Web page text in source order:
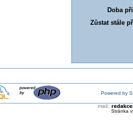
Doba
Zůstat stále
Powered by
Stránka